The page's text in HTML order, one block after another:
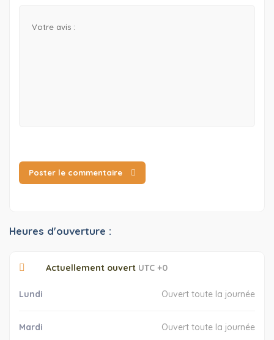
Poster le commentaire
Heures d'ouverture :
Actuellement ouvert UTC +0
Lundi Ouvert toute la journée
Mardi Ouvert toute la journée